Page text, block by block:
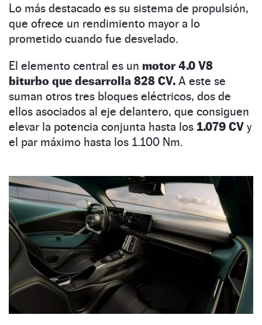
Lo más destacado es su sistema de propulsión,
que ofrece un rendimiento mayor a lo
prometido cuando fue desvelado.
El elemento central es un motor 4.0 V8
biturbo que desarrolla 828 CV. A este se
suman otros tres bloques eléctricos, dos de
ellos asociados al eje delantero, que consiguen
elevar la potencia conjunta hasta los 1.079 CV y
el par máximo hasta los 1.100 Nm.